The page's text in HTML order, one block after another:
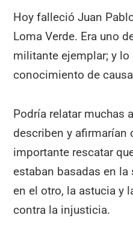
Hoy falleció Juan
Loma Verde. Era uno
militante ejemplar; y
conocimiento de
Podría relatar muchas
describen y afirmarían
importante rescatar
estaban basadas en
en el otro, la astucia y
contra la injusticia.